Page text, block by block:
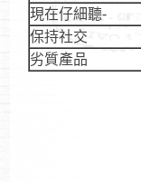
現在仔細聽-
保持社交
劣質產品